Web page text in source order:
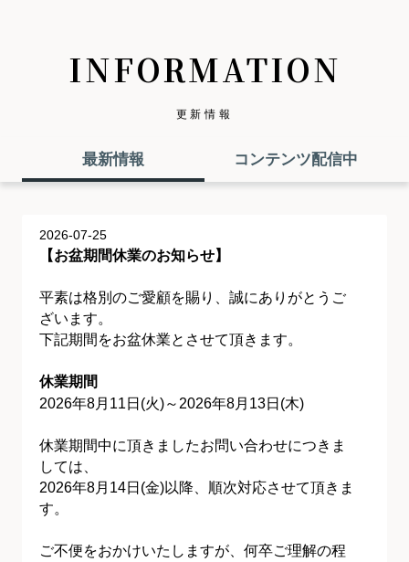
INFORMATION
更新情報
最新情報 コンテンツ配信中
2026-07-25
【お盆期間休業のお知らせ】
平素は格別のご愛顧を賜り、誠にありがとうご
ざいます。
下記期間をお盆休業とさせて頂きます。
休業期間
2026年8月11日(火)～2026年8月13日(木)
休業期間中に頂きましたお問い合わせにつきま
しては、
2026年8月14日(金)以降、順次対応させて頂きま
す。
ご不便をおかけいたしますが、何卒ご理解の程